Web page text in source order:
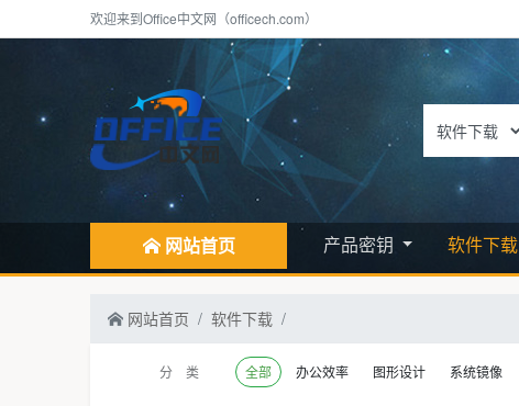
欢迎来到Office中文网（officech.com）
网站首页 产品密钥 软件下载
网站首页 软件下载
分 类 全部 办公效率 图形设计 系统镜像